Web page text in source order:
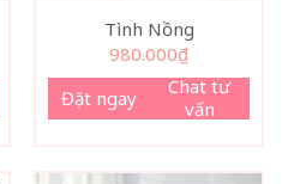
Tình Nồng
980.000₫
Đặt ngay
Chat tư
vấn